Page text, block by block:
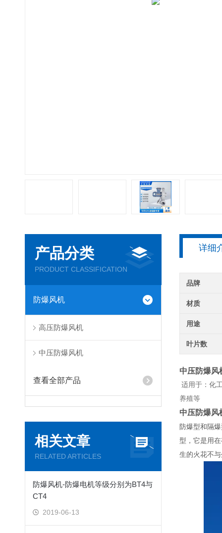
产品分类
PRODUCT CLASSIFICATION
防爆风机
高压防爆风机
中压防爆风机
查看全部产品
相关文章
RELATED ARTICLES
防爆风机-防爆电机等级分别为BT4与
CT4
2019-06-13
详细
品牌
材质
用途
叶片数
中压防爆风
适用于：化
养殖等
中压防爆风
防爆型和隔
型，它是用
生的火花不